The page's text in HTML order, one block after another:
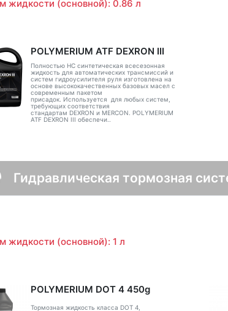
жидкости (основной): 0.86 л
POLYMERIUM ATF DEXRON III
Полностью НС синтетическая всесезонная
жидкость для автоматических трансмиссий и
систем гидроусилителя руля изготовлена на
основе высококачественных базовых масел с
современным пакетом
присадок. Используется для любых систем,
требующих соответствия
стандартам DEXRON и MERCON. POLYMERIUM
ATF DEXRON III обеспечи..
Гидравлическая тормозная
жидкости (основной): 1 л
POLYMERIUM DOT 4 450g
Тормозная жидкость класса DOT 4,